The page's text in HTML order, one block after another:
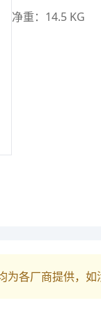
净重：14.5 KG
各厂商提供，